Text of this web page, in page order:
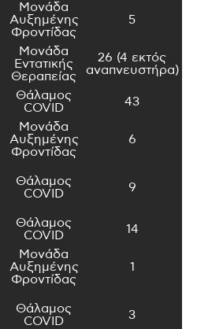
Μονάδα
Αυξημένης
Φροντίδας
5
Μονάδα
Εντατικής
Θεραπείας
26 (4 εκτός
αναπνευστήρα)
Θάλαμος
COVID
43
Μονάδα
Αυξημένης
Φροντίδας
6
Θάλαμος
COVID
9
Θάλαμος
COVID
14
Μονάδα
Αυξημένης
Φροντίδας
1
Θάλαμος
COVID
3